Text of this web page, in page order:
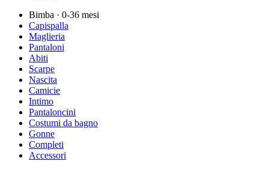
Bimba · 0-36 mesi
Capispalla
Maglieria
Pantaloni
Abiti
Scarpe
Nascita
Camicie
Intimo
Pantaloncini
Costumi da bagno
Gonne
Completi
Accessori